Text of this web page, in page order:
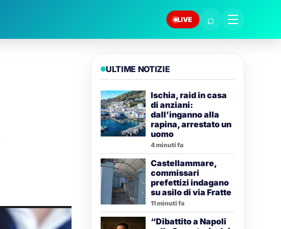
LIVE ⌕
ULTIME NOTIZIE
Ischia, raid in casa
di anziani:
dall’inganno alla
rapina, arrestato un
uomo
4 minuti fa
Castellammare,
commissari
prefettizi indagano
su asilo di via Fratte
11 minuti fa
“Dibattito a Napoli